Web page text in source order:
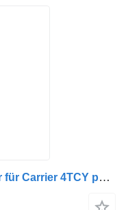
Compresor AC Klimakompressor für Carrier 4TCY pentru Volvo 21112946, 20871244 LKW